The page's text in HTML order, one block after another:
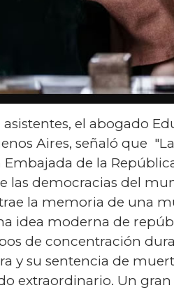
el abogado
Aires, señaló que
Embajada de la
las democracias del
la memoria de una
idea moderna de
de concentración
y su sentencia de
extraordinario. Un